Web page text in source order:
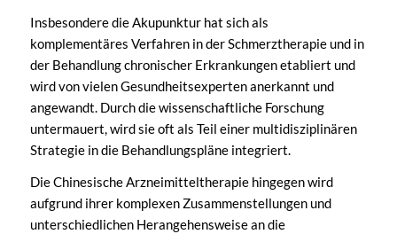
Insbesondere die Akupunktur hat sich als
komplementäres Verfahren in der Schmerztherapie und in
der Behandlung chronischer Erkrankungen etabliert und
wird von vielen Gesundheitsexperten anerkannt und
angewandt. Durch die wissenschaftliche Forschung
untermauert, wird sie oft als Teil einer multidisziplinären
Strategie in die Behandlungspläne integriert.
Die Chinesische Arzneimitteltherapie hingegen wird
aufgrund ihrer komplexen Zusammenstellungen und
unterschiedlichen Herangehensweise an die